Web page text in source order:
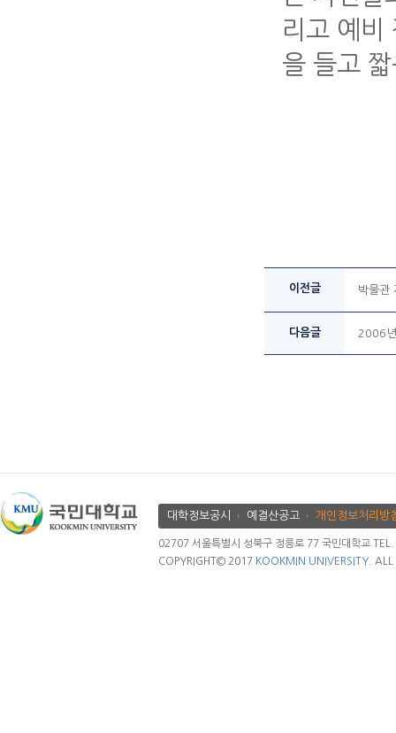
리고 예비
을 들고
이전글 박물관
다음글 2006
대학정보공시 예결산공고 개인정보처리방
02707 서울특별시 성북구 정릉로 77 국민대학교
COPYRIGHT© 2017 KOOKMIN UNIVERSITY. ALL